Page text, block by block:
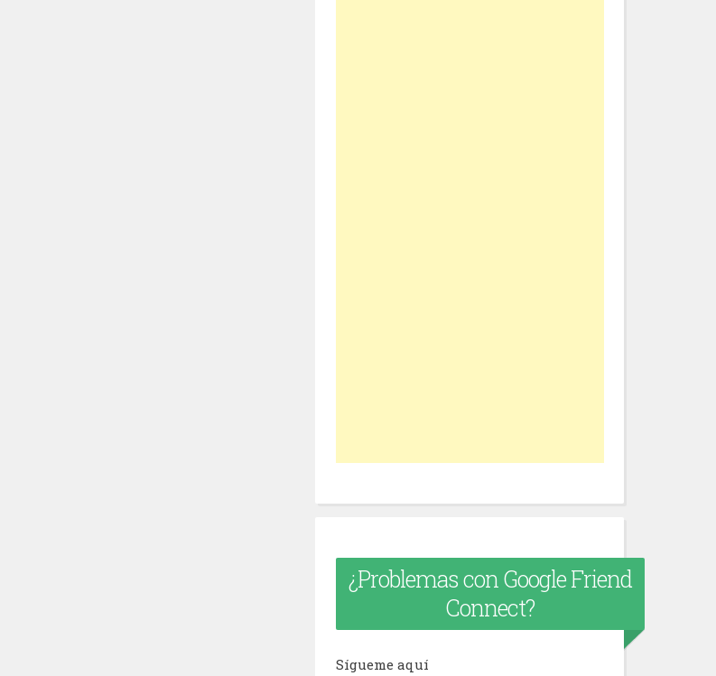
¿Problemas con Google Friend
Connect?
Sígueme aquí